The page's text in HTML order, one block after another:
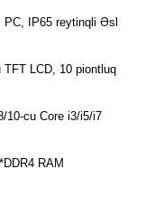
PC, IP65 reytinqli Əsl
TFT LCD, 10 piontluq
10-cu Core i3/i5/i7
RAM